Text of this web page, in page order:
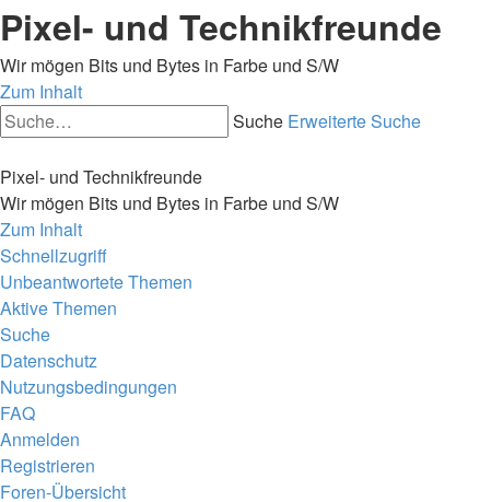
Pixel- und Technikfreunde
Wir mögen Bits und Bytes in Farbe und S/W
Zum Inhalt
Suche Erweiterte Suche
Pixel- und Technikfreunde
Wir mögen Bits und Bytes in Farbe und S/W
Zum Inhalt
Schnellzugriff
Unbeantwortete Themen
Aktive Themen
Suche
Datenschutz
Nutzungsbedingungen
FAQ
Anmelden
Registrieren
Foren-Übersicht